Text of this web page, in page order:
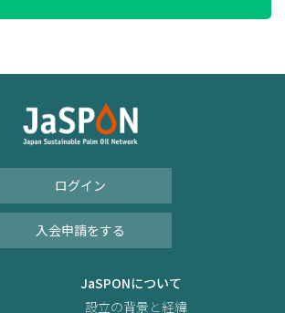
ログイン
入会申請をする
JaSPONについて
設立の背景と経緯